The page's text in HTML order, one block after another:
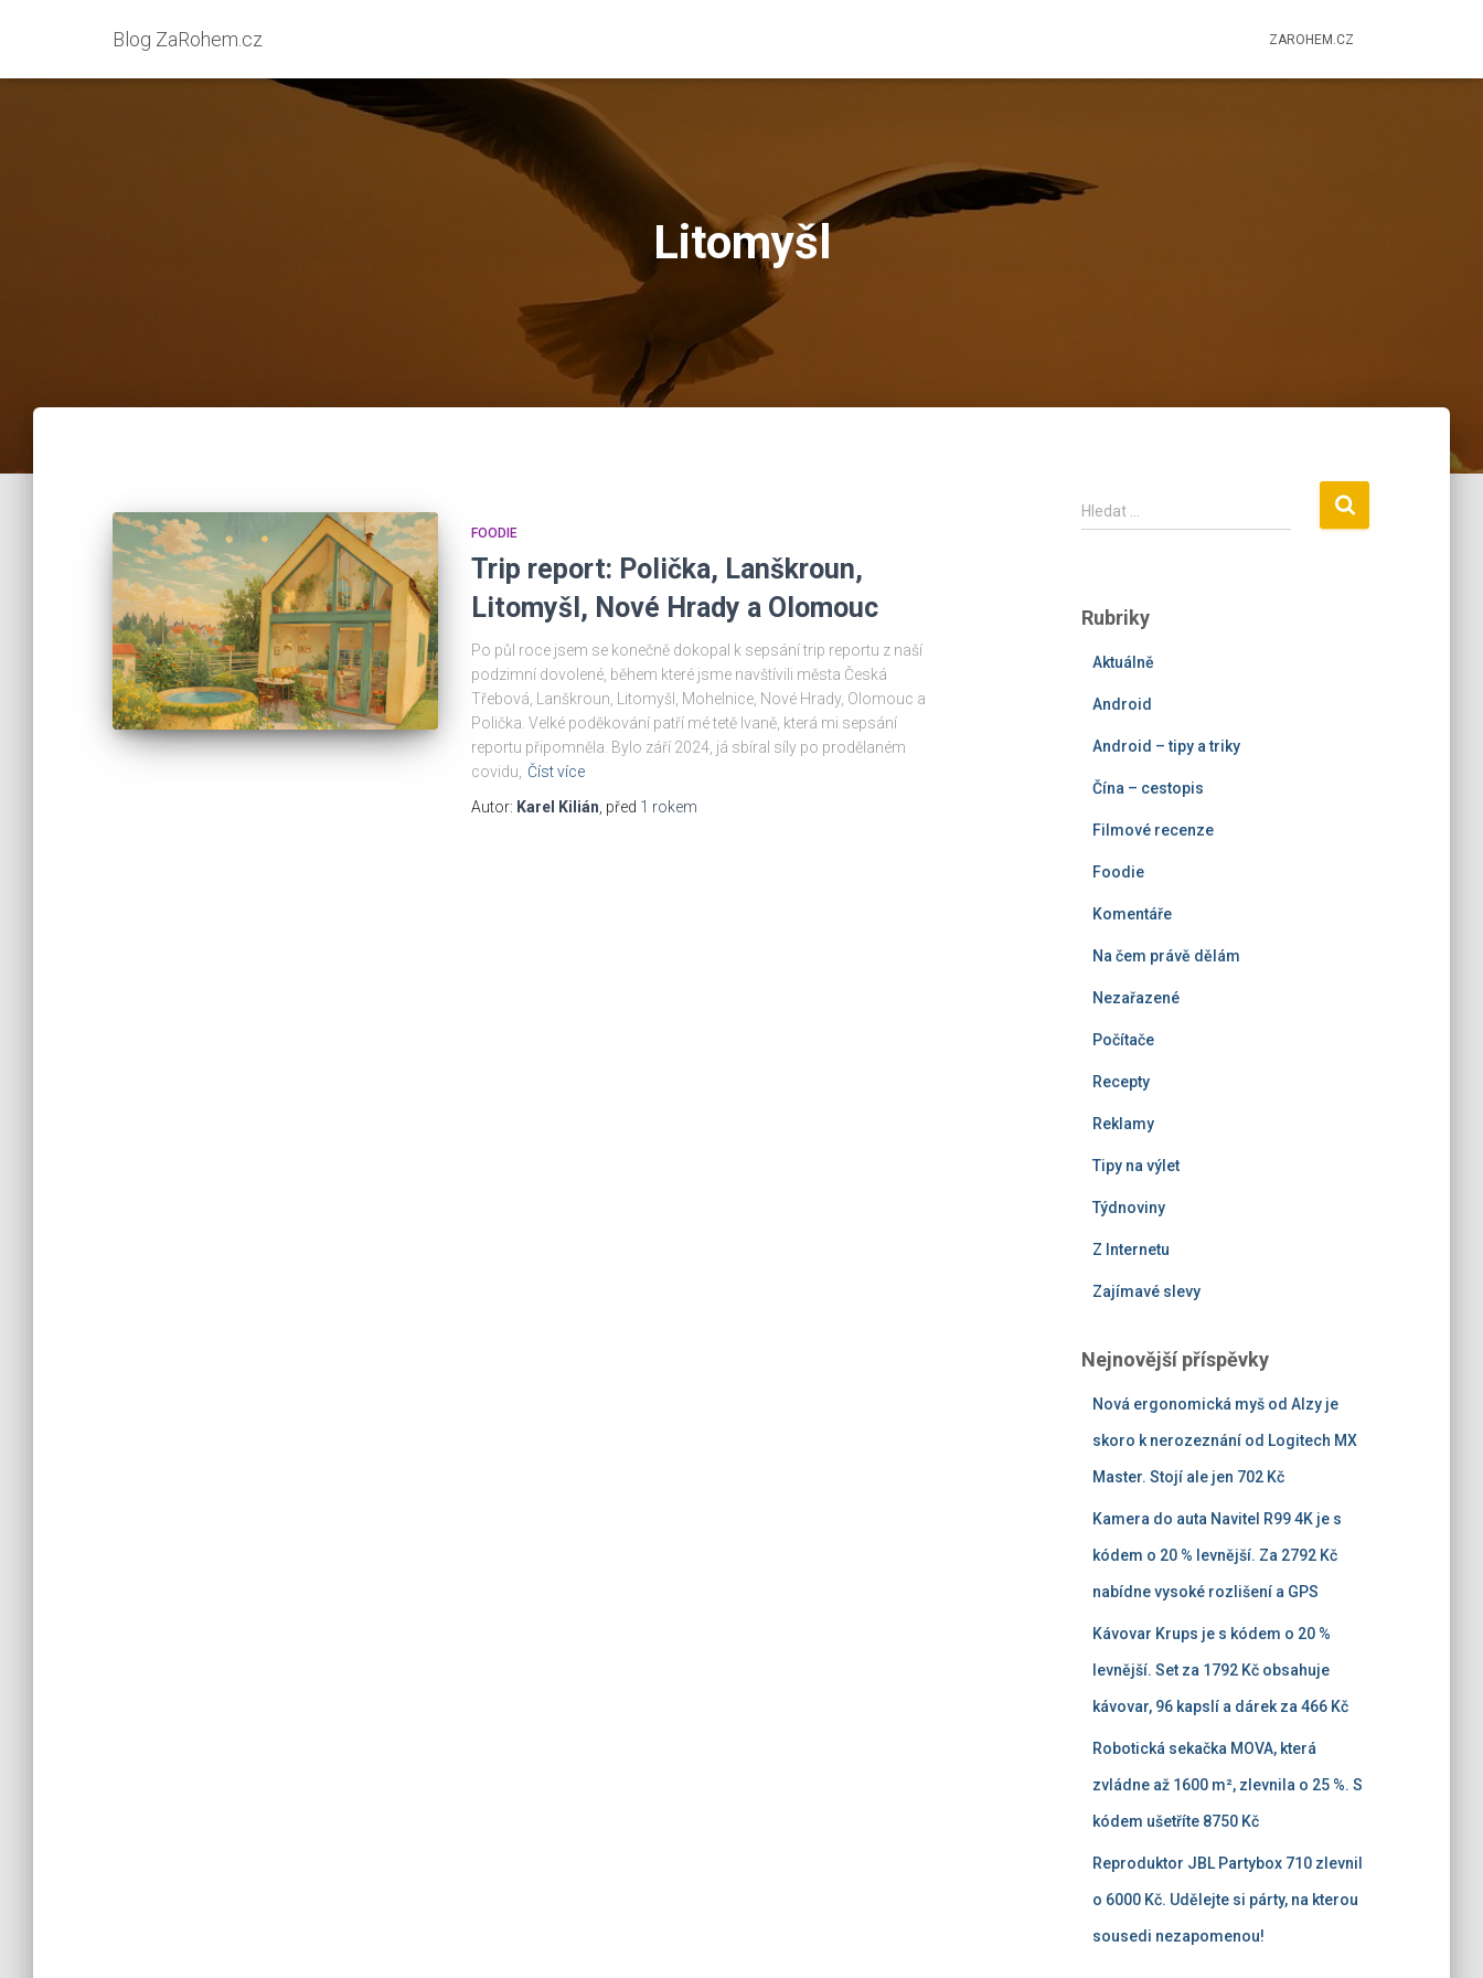
Blog ZaRohem.cz ZAROHEM.CZ
Litomyšl
FOODIE
Trip report: Polička, Lanškroun,
Litomyšl, Nové Hrady a Olomouc
Po půl roce jsem se konečně dokopal k sepsání trip reportu z naší
podzimní dovolené, během které jsme navštívili města Česká
Třebová, Lanškroun, Litomyšl, Mohelnice, Nové Hrady, Olomouc a
Polička. Velké poděkování patří mé tetě Ivaně, která mi sepsání
reportu připomněla. Bylo září 2024, já sbíral síly po prodělaném
covidu,
Číst více
Autor: Karel Kilián , před 1 rokem
V
y
d
Hledat …
Rubriky
Aktuálně
Android
Android – tipy a triky
Čína – cestopis
Filmové recenze
Foodie
Komentáře
Na čem právě dělám
Nezařazené
Počítače
Recepty
Reklamy
Tipy na výlet
Týdnoviny
Z Internetu
Zajímavé slevy
Nejnovější příspěvky
Nová ergonomická myš od Alzy je
skoro k nerozeznání od Logitech MX
Master. Stojí ale jen 702 Kč
Kamera do auta Navitel R99 4K je s
kódem o 20 % levnější. Za 2792 Kč
nabídne vysoké rozlišení a GPS
Kávovar Krups je s kódem o 20 %
levnější. Set za 1792 Kč obsahuje
kávovar, 96 kapslí a dárek za 466 Kč
Robotická sekačka MOVA, která
zvládne až 1600 m², zlevnila o 25 %. S
kódem ušetříte 8750 Kč
Reproduktor JBL Partybox 710 zlevnil
o 6000 Kč. Udělejte si párty, na kterou
sousedi nezapomenou!